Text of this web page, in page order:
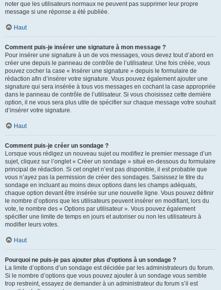
noter que les utilisateurs normaux ne peuvent pas supprimer leur propre
message si une réponse a été publiée.
Haut
Comment puis-je insérer une signature à mon message ?
Pour insérer une signature à un de vos messages, vous devez tout d’abord en
créer une depuis le panneau de contrôle de l’utilisateur. Une fois créée, vous
pouvez cocher la case « Insérer une signature » depuis le formulaire de
rédaction afin d’insérer votre signature. Vous pouvez également ajouter une
signature qui sera insérée à tous vos messages en cochant la case appropriée
dans le panneau de contrôle de l’utilisateur. Si vous choisissez cette dernière
option, il ne vous sera plus utile de spécifier sur chaque message votre souhait
d’insérer votre signature.
Haut
Comment puis-je créer un sondage ?
Lorsque vous rédigez un nouveau sujet ou modifiez le premier message d’un
sujet, cliquez sur l’onglet « Créer un sondage » situé en-dessous du formulaire
principal de rédaction. Si cet onglet n’est pas disponible, il est probable que
vous n’ayez pas la permission de créer des sondages. Saisissez le titre du
sondage en incluant au moins deux options dans les champs adéquats,
chaque option devant être insérée sur une nouvelle ligne. Vous pouvez définir
le nombre d’options que les utilisateurs peuvent insérer en modifiant, lors du
vote, le nombre des « Options par utilisateur ». Vous pouvez également
spécifier une limite de temps en jours et autoriser ou non les utilisateurs à
modifier leurs votes.
Haut
Pourquoi ne puis-je pas ajouter plus d’options à un sondage ?
La limite d’options d’un sondage est décidée par les administrateurs du forum.
Si le nombre d’options que vous pouvez ajouter à un sondage vous semble
trop restreint, essayez de demander à un administrateur du forum s’il est